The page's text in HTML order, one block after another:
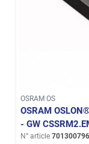
OSRAM OS
OSRAM
- GW
N° article 701300796